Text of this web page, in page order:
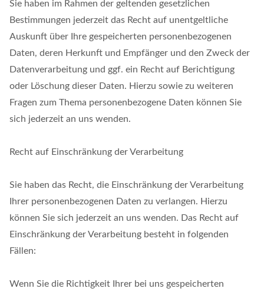
Sie haben im Rahmen der geltenden gesetzlichen
Bestimmungen jederzeit das Recht auf unentgeltliche
Auskunft über Ihre gespeicherten personenbezogenen
Daten, deren Herkunft und Empfänger und den Zweck der
Datenverarbeitung und ggf. ein Recht auf Berichtigung
oder Löschung dieser Daten. Hierzu sowie zu weiteren
Fragen zum Thema personenbezogene Daten können Sie
sich jederzeit an uns wenden.
Recht auf Einschränkung der Verarbeitung
Sie haben das Recht, die Einschränkung der Verarbeitung
Ihrer personenbezogenen Daten zu verlangen. Hierzu
können Sie sich jederzeit an uns wenden. Das Recht auf
Einschränkung der Verarbeitung besteht in folgenden
Fällen:
Wenn Sie die Richtigkeit Ihrer bei uns gespeicherten